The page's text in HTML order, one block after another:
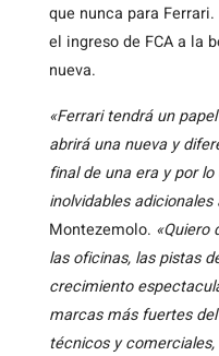
que nunca para
el ingreso de FCA a la
nueva.
«Ferrari tendrá un
abrirá una nueva y
final de una era y por
inolvidables
Montezemolo. «Quiero
las oficinas, las pistas
crecimiento
marcas más fuertes
técnicos y